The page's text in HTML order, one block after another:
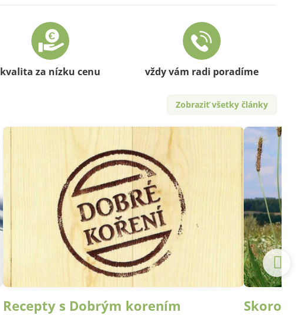
kvalita za nízku cenu vždy vám radi poradíme
Recepty s Dobrým korením
Zobraziť všetky články